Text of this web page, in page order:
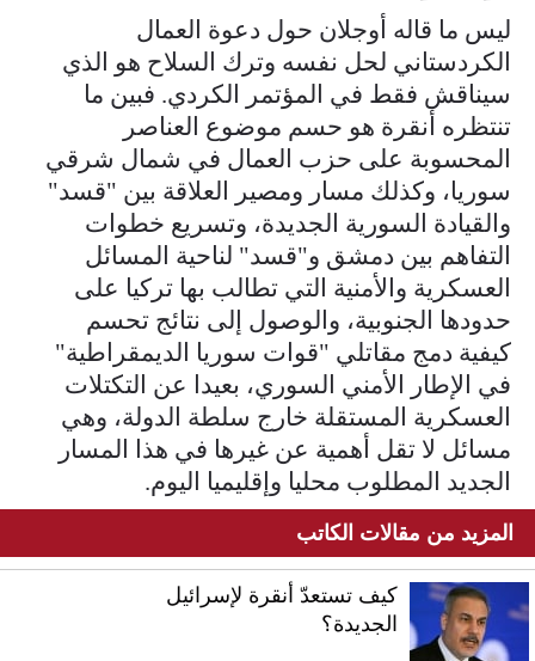
ليس ما قاله أوجلان حول دعوة العمال
الكردستاني لحل نفسه وترك السلاح هو الذي
سيناقش فقط في المؤتمر الكردي. فبين ما
تنتظره أنقرة هو حسم موضوع العناصر
المحسوبة على حزب العمال في شمال شرقي
سوريا، وكذلك مسار ومصير العلاقة بين "قسد"
والقيادة السورية الجديدة، وتسريع خطوات
التفاهم بين دمشق و"قسد" لناحية المسائل
العسكرية والأمنية التي تطالب بها تركيا على
حدودها الجنوبية، والوصول إلى نتائج تحسم
كيفية دمج مقاتلي "قوات سوريا الديمقراطية"
في الإطار الأمني السوري، بعيدا عن التكتلات
العسكرية المستقلة خارج سلطة الدولة، وهي
مسائل لا تقل أهمية عن غيرها في هذا المسار
الجديد المطلوب محليا وإقليميا اليوم.
المزيد من مقالات الكاتب
كيف تستعدّ أنقرة لإسرائيل
الجديدة؟